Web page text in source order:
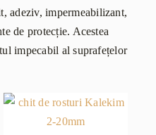
adeziv, impermeabilizant,
de protecție. Acestea
impecabil al suprafețelor